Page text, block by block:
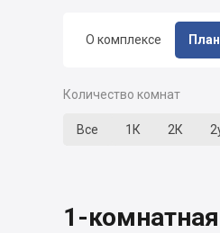
О комплексе
Количество комнат
Все 1К 2К
1-комнатная